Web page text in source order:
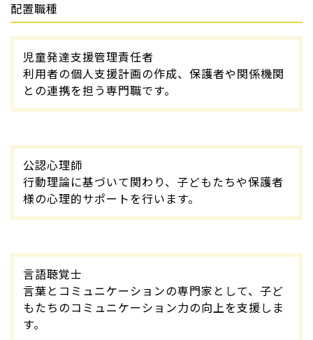
配置職種
児童発達支援管理責任者
利用者の個人支援計画の作成、保護者や関係機関
との連携を担う専門職です。
公認心理師
行動理論に基づいて関わり、子どもたちや保護者
様の心理的サポートを行います。
言語聴覚士
言葉とコミュニケーションの専門家として、子ど
もたちのコミュニケーション力の向上を支援しま
す。